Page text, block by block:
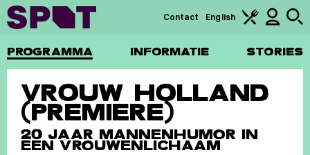
PROGRAMMA INFORMATIE STORIES
Contact English
VROUW HOLLAND
(PREMIERE)
20 JAAR MANNENHUMOR IN
EEN VROUWENLICHAAM